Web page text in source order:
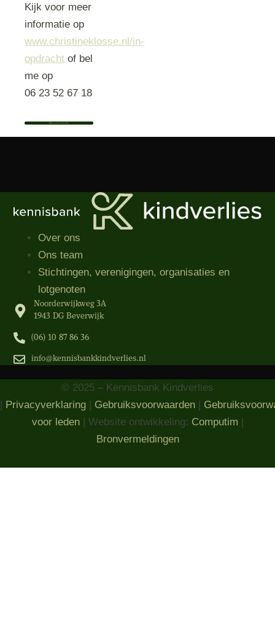
Kijk voor meer
informatie op
www.christineklosse.nl/in-
opdracht of bel
me op
06 23 52 67 18
Bekijk het profiel van Christine Klosse
Over ons
Ons team
Stichtingen, verenigingen, organisaties​ en
lotgenoten
Noorderwijkweg 3A
1943 DG Beverwijk
(06) 10 87 86 36‬
info@kennisbankkindverlies.nl
© 2025 – Kennisbank Kindverlies
| Privacyverklaring | Gebruiksvoorwaarden |
voor leden| Website ontwikkeling: Computim |
Bronvermeldingen